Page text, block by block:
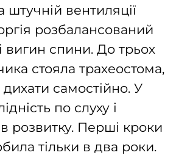
штучній вентиляції
розбалансований
вигин спини. До трьох
стояла трахеостома,
дихати самостійно. У
по слуху і
розвитку. Перші кроки
тільки в два роки.